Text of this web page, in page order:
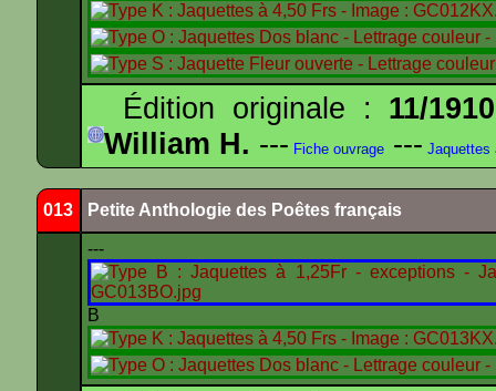
Édition originale : 11/1910
William H. --- Fiche ouvrage --- Jaquettes
013 Petite Anthologie des Poêtes français
---
B